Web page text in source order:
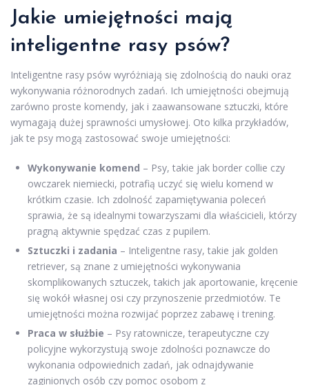
Jakie umiejętności mają
inteligentne rasy psów?
Inteligentne rasy psów wyróżniają się zdolnością do nauki oraz
wykonywania różnorodnych zadań. Ich umiejętności obejmują
zarówno proste komendy, jak i zaawansowane sztuczki, które
wymagają dużej sprawności umysłowej. Oto kilka przykładów,
jak te psy mogą zastosować swoje umiejętności:
Wykonywanie komend – Psy, takie jak border collie czy
owczarek niemiecki, potrafią uczyć się wielu komend w
krótkim czasie. Ich zdolność zapamiętywania poleceń
sprawia, że są idealnymi towarzyszami dla właścicieli, którzy
pragną aktywnie spędzać czas z pupilem.
Sztuczki i zadania – Inteligentne rasy, takie jak golden
retriever, są znane z umiejętności wykonywania
skomplikowanych sztuczek, takich jak aportowanie, kręcenie
się wokół własnej osi czy przynoszenie przedmiotów. Te
umiejętności można rozwijać poprzez zabawę i trening.
Praca w służbie – Psy ratownicze, terapeutyczne czy
policyjne wykorzystują swoje zdolności poznawcze do
wykonania odpowiednich zadań, jak odnajdywanie
zaginionych osób czy pomoc osobom z